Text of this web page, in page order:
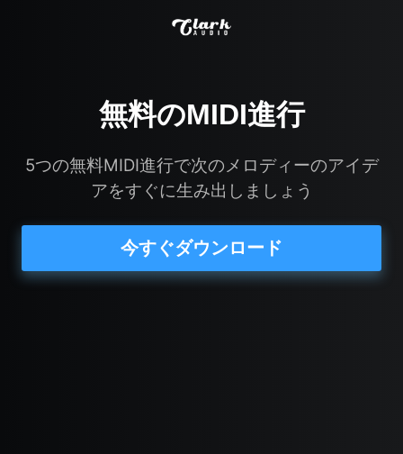
無料のMIDI進行
5つの無料MIDI進行で次のメロディーのアイデ
アをすぐに生み出しましょう
今すぐダウンロード